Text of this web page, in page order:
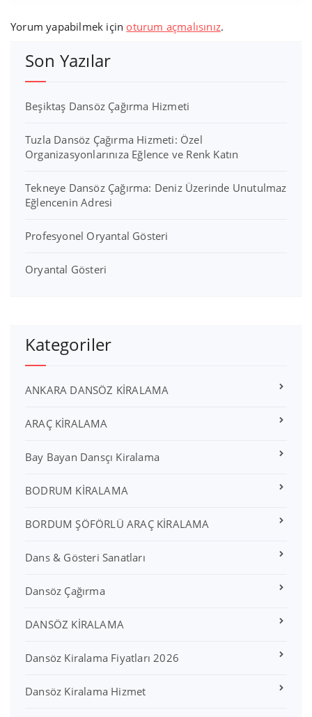
Yorum yapabilmek için oturum açmalısınız.
Son Yazılar
Beşiktaş Dansöz Çağırma Hizmeti
Tuzla Dansöz Çağırma Hizmeti: Özel
Organizasyonlarınıza Eğlence ve Renk Katın
Tekneye Dansöz Çağırma: Deniz Üzerinde Unutulmaz
Eğlencenin Adresi
Profesyonel Oryantal Gösteri
Oryantal Gösteri
Kategoriler
ANKARA DANSÖZ KİRALAMA
ARAÇ KİRALAMA
Bay Bayan Dansçı Kiralama
BODRUM KİRALAMA
BORDUM ŞÖFÖRLÜ ARAÇ KİRALAMA
Dans & Gösteri Sanatları
Dansöz Çağırma
DANSÖZ KİRALAMA
Dansöz Kiralama Fiyatları 2026
Dansöz Kiralama Hizmet